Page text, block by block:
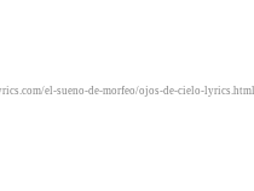
el-sueno-de-morfeo/ojos-de-cielo-lyrics.html